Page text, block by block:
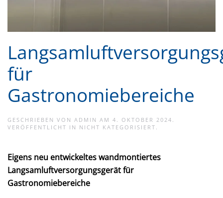
für
Gastronomiebereiche
GESCHRIEBEN VON ADMIN AM 4. OKTOBER 2024
VERÖFFENTLICHT IN NICHT KATEGORISIERT
Eigens neu entwickeltes wandmontiertes
Langsamluftversorgungsgerät für
Gastronomiebereiche